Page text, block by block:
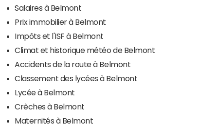
Salaires à Belmont
Prix immobilier à Belmont
Impôts et l'ISF à Belmont
Climat et historique météo de Belmont
Accidents de la route à Belmont
Classement des lycées à Belmont
Lycée à Belmont
Crèches à Belmont
Maternités à Belmont